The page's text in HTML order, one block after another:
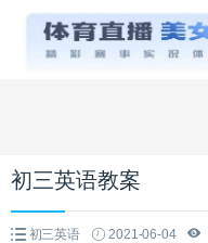
初三英语教案
初三英语 2021-06-04